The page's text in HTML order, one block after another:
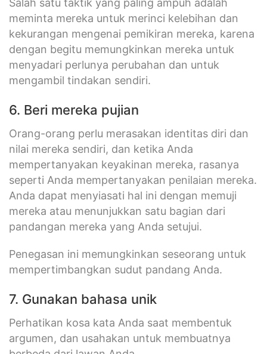
meminta mereka untuk merinci kelebihan dan
kekurangan mengenai pemikiran mereka, karena
dengan begitu memungkinkan mereka untuk
menyadari perlunya perubahan dan untuk
mengambil tindakan sendiri.
6. Beri mereka pujian
Orang-orang perlu merasakan identitas diri dan
nilai mereka sendiri, dan ketika Anda
mempertanyakan keyakinan mereka, rasanya
seperti Anda mempertanyakan penilaian mereka.
Anda dapat menyiasati hal ini dengan memuji
mereka atau menunjukkan satu bagian dari
pandangan mereka yang Anda setujui.
Penegasan ini memungkinkan seseorang untuk
mempertimbangkan sudut pandang Anda.
7. Gunakan bahasa unik
Perhatikan kosa kata Anda saat membentuk
argumen, dan usahakan untuk membuatnya